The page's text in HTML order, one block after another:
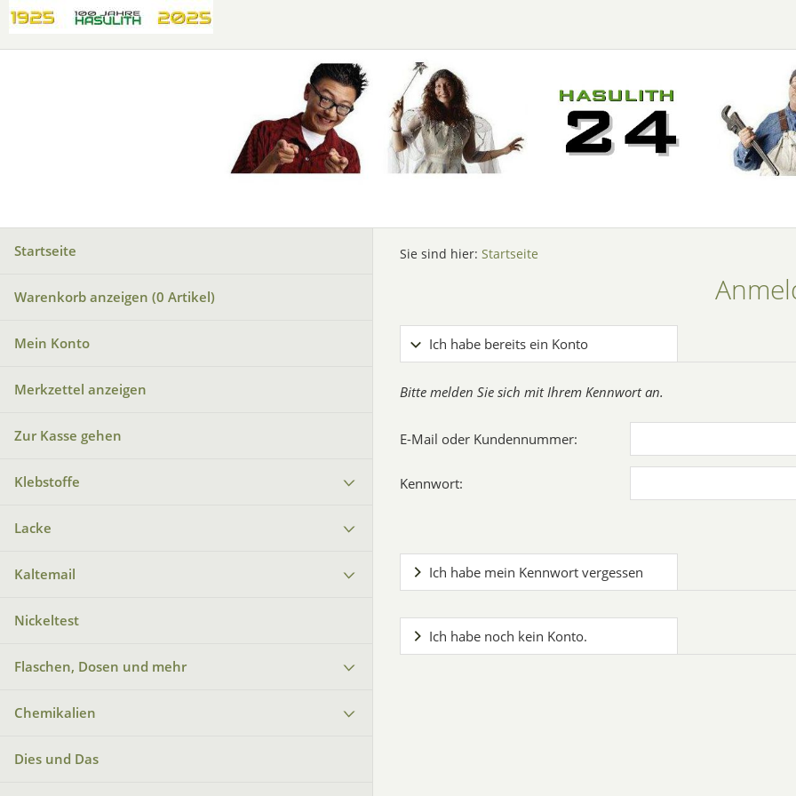
Startseite
Warenkorb anzeigen (0 Artikel)
Mein Konto
Merkzettel anzeigen
Zur Kasse gehen
Klebstoffe
Lacke
Kaltemail
Nickeltest
Flaschen, Dosen und mehr
Chemikalien
Dies und Das
Sie sind hier: Startseite
Ich habe bereits ein Konto
Bitte melden Sie sich mit Ihrem Kennwort an.
E-Mail oder Kundennummer:
Kennwort:
Ich habe mein Kennwort vergessen
Ich habe noch kein Konto.